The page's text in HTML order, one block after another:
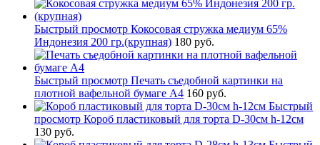
Быстрый просмотр Кокосовая стружка медиум 65%
Индонезия 200 гр.(крупная) 180 руб.
Быстрый просмотр Печать съедобной картинки на
плотной вафельной бумаге А4 160 руб.
Быстрый
просмотр Короб пластиковый для торта D-30см h-12см
130 руб.